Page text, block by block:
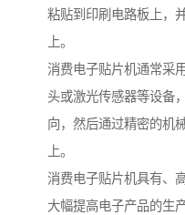
粘贴到印刷电路板上，
上。
消费电子贴片机通常采
头或激光传感器等设备
向，然后通过精密的机
上。
消费电子贴片机具有、
大幅提高电子产品的生